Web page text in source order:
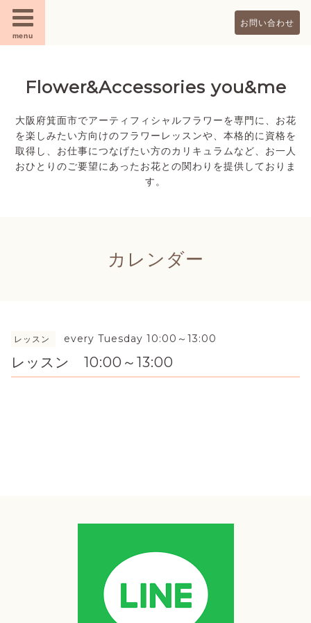
menu
お問い合わせ
Flower&Accessories you&me
大阪府箕面市でアーティフィシャルフラワーを専門に、お花
を楽しみたい方向けのフラワーレッスンや、本格的に資格を
取得し、お仕事につなげたい方のカリキュラムなど、お一人
おひとりのご要望にあったお花との関わりを提供しておりま
す。
カレンダー
レッスン every Tuesday 10:00～13:00
レッスン 10:00～13:00